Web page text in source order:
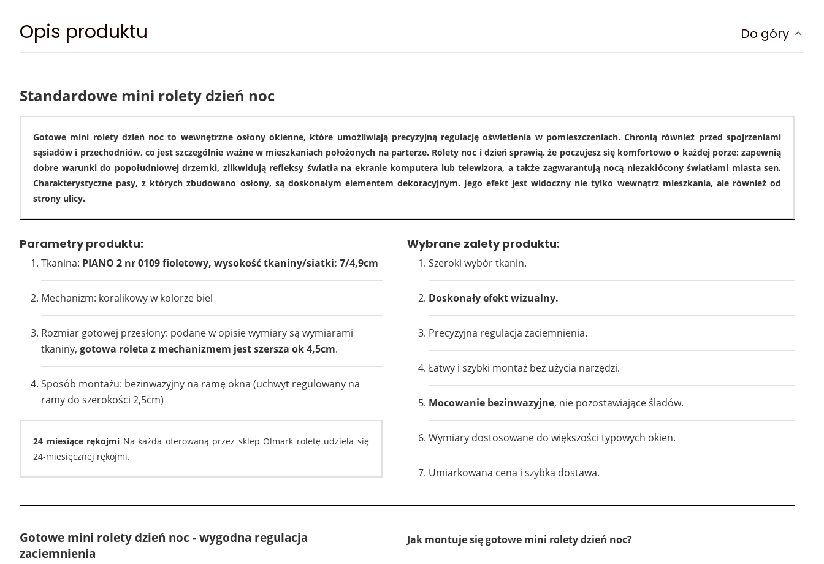
Opis produktu Do góry
Standardowe mini rolety dzień noc
Gotowe mini rolety dzień noc to wewnętrzne osłony okienne, które umożliwiają precyzyjną regulację oświetlenia w pomieszczeniach. Chronią również przed spojrzeniami
sąsiadów i przechodniów, co jest szczególnie ważne w mieszkaniach położonych na parterze. Rolety noc i dzień sprawią, że poczujesz się komfortowo o każdej porze: zapewnią
dobre warunki do popołudniowej drzemki, zlikwidują refleksy światła na ekranie komputera lub telewizora, a także zagwarantują nocą niezakłócony światłami miasta sen.
Charakterystyczne pasy, z których zbudowano osłony, są doskonałym elementem dekoracyjnym. Jego efekt jest widoczny nie tylko wewnątrz mieszkania, ale również od
strony ulicy.
Parametry produktu:
Tkanina: PIANO 2 nr 0109 fioletowy, wysokość tkaniny/siatki: 7/4,9cm
Mechanizm: koralikowy w kolorze biel
Rozmiar gotowej przesłony: podane w opisie wymiary są wymiarami
tkaniny, gotowa roleta z mechanizmem jest szersza ok 4,5cm.
Sposób montażu: bezinwazyjny na ramę okna (uchwyt regulowany na
ramy do szerokości 2,5cm)
24 miesiące rękojmi Na każda oferowaną przez sklep Olmark roletę udziela się
24-miesięcznej rękojmi.
Wybrane zalety produktu:
Szeroki wybór tkanin.
Doskonały efekt wizualny.
Precyzyjna regulacja zaciemnienia.
Łatwy i szybki montaż bez użycia narzędzi.
Mocowanie bezinwazyjne, nie pozostawiające śladów.
Wymiary dostosowane do większości typowych okien.
Umiarkowana cena i szybka dostawa.
Gotowe mini rolety dzień noc - wygodna regulacja
zaciemnienia
Jak montuje się gotowe mini rolety dzień noc?